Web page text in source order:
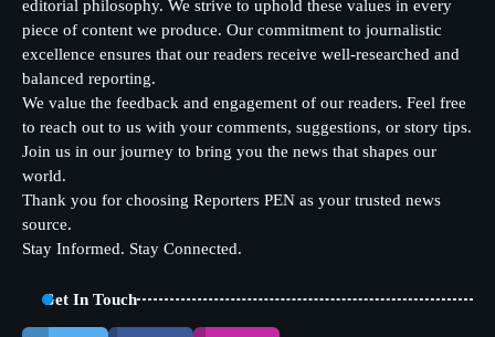
editorial philosophy. We strive to uphold these values in every
piece of content we produce. Our commitment to journalistic
excellence ensures that our readers receive well-researched and
balanced reporting.
We value the feedback and engagement of our readers. Feel free
to reach out to us with your comments, suggestions, or story tips.
Join us in our journey to bring you the news that shapes our
world.
Thank you for choosing Reporters PEN as your trusted news
source.
Stay Informed. Stay Connected.
Get In Touch